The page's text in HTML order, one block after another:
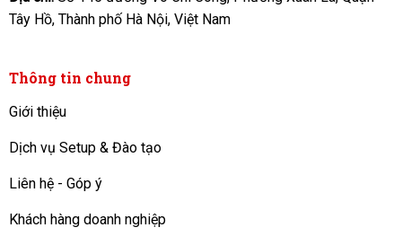
Tây Hồ, Thành phố Hà Nội, Việt Nam
Thông tin chung
Giới thiệu
Dịch vụ Setup & Đào tạo
Liên hệ - Góp ý
Khách hàng doanh nghiệp